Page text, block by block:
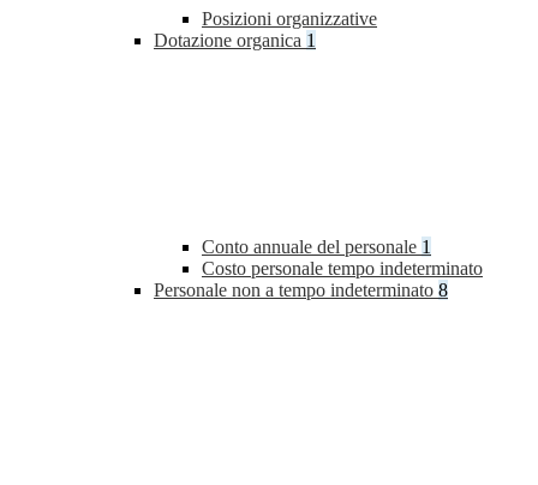
Posizioni organizzative
Dotazione organica 1
Conto annuale del personale 1
Costo personale tempo indeterminato
Personale non a tempo indeterminato 8